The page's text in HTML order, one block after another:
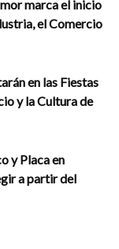
marca el inicio
el Comercio
en las Fiestas
y la Cultura de
y Placa en
a partir del